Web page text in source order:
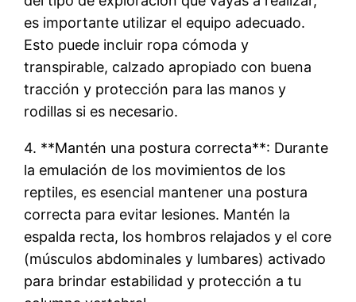
es importante utilizar el equipo adecuado.
Esto puede incluir ropa cómoda y
transpirable, calzado apropiado con buena
tracción y protección para las manos y
rodillas si es necesario.
4. **Mantén una postura correcta**: Durante
la emulación de los movimientos de los
reptiles, es esencial mantener una postura
correcta para evitar lesiones. Mantén la
espalda recta, los hombros relajados y el core
(músculos abdominales y lumbares) activado
para brindar estabilidad y protección a tu